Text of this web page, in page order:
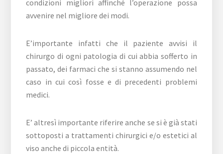
condizioni migliori affinché l’operazione possa
avvenire nel migliore dei modi.
E’importante infatti che il paziente avvisi il
chirurgo di ogni patologia di cui abbia sofferto in
passato, dei farmaci che si stanno assumendo nel
caso in cui così fosse e di precedenti problemi
medici.
E’ altresì importante riferire anche se si è già stati
sottoposti a trattamenti chirurgici e/o estetici al
viso anche di piccola entità.